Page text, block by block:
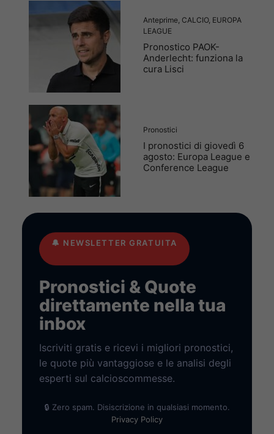
Anteprime, CALCIO, EUROPA
LEAGUE
Pronostico PAOK-
Anderlecht: funziona la
cura Lisci
Pronostici
I pronostici di giovedì 6
agosto: Europa League e
Conference League
🔔 NEWSLETTER GRATUITA
Pronostici & Quote
direttamente nella tua
inbox
Iscriviti gratis e ricevi i migliori pronostici,
le quote più vantaggiose e le analisi degli
esperti sul calcioscommesse.
🔒 Zero spam. Disiscrizione in qualsiasi momento.
Privacy Policy